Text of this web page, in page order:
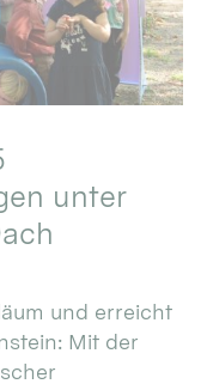
unter
und erreicht
Mit der